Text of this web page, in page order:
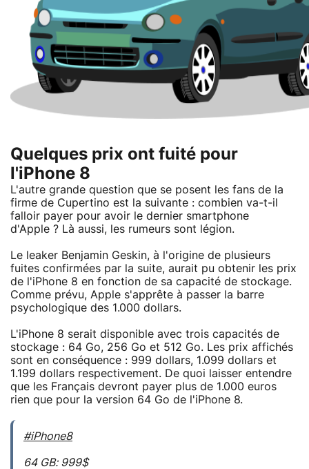
Quelques prix ont fuité pour
l'iPhone 8
L'autre grande question que se posent les fans de la
firme de Cupertino est la suivante : combien va-t-il
falloir payer pour avoir le dernier smartphone
d'Apple ? Là aussi, les rumeurs sont légion.
Le leaker Benjamin Geskin, à l'origine de plusieurs
fuites confirmées par la suite, aurait pu obtenir les prix
de l'iPhone 8 en fonction de sa capacité de stockage.
Comme prévu, Apple s'apprête à passer la barre
psychologique des 1.000 dollars.
L'iPhone 8 serait disponible avec trois capacités de
stockage : 64 Go, 256 Go et 512 Go. Les prix affichés
sont en conséquence : 999 dollars, 1.099 dollars et
1.199 dollars respectivement. De quoi laisser entendre
que les Français devront payer plus de 1.000 euros
rien que pour la version 64 Go de l'iPhone 8.
#iPhone8
64 GB: 999$